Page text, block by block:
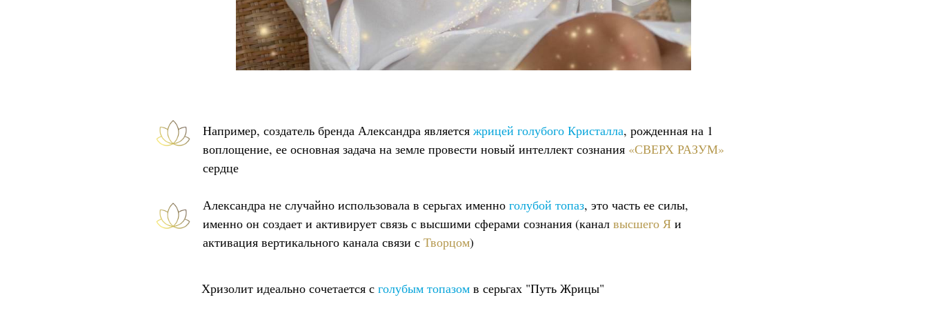
Например, создатель бренда Александра является жрицей голубого Кристалла, рожденная на 1
воплощение, ее основная задача на земле провести новый интеллект сознания «СВЕРХ РАЗУМ»
сердце
Александра не случайно использовала в серьгах именно голубой топаз, это часть ее силы,
именно он создает и активирует связь с высшими сферами сознания (канал высшего Я и
активация вертикального канала связи с Творцом)
Хризолит идеально сочетается с голубым топазом в серьгах "Путь Жрицы"